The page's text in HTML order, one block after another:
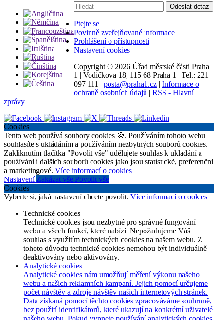
Vyhledávání:
Odeslat dotaz
Ptejte se
Povinně zveřejňované informace
Prohlášení o přístupnosti
Nastavení cookies
Copyright © 2026 Úřad městské části Praha
1 | Vodičkova 18, 115 68 Praha 1 | Tel.: 221
097 111 | posta@praha1.cz | Informace o
ochraně osobních údajů | RSS - Hlavní
zprávy
Cookies
Tento web používá soubory cookies 🍪. Používáním tohoto webu
souhlasíte s ukládáním a používáním nezbytných souborů cookies.
Zakliknutím tlačítka "Povolit vše" udělujete souhlas k ukládání a
používání i dalších souborů cookies jako jsou statistické, preferenční
a marketingové. Více informací o cookies
Nastavení Zakázat vše Povolit vše
Cookies
Vyberte si, jaká nastavení chcete povolit. Více informací o cookies
Technické cookies
Technické cookies jsou nezbytné pro správné fungování
webu a všech funkcí, které nabízí. Nepožadujeme Váš
souhlas s využitím technických cookies na našem webu. Z
tohoto důvodu technické cookies nemohou být individuálně
deaktivovány nebo aktivovány.
Analytické cookies
Analytické cookies nám umožňují měření výkonu našeho
webu a našich reklamních kampaní. Jejich pomocí určujeme
počet návštěv a zdroje návštěv našich internetových stránek.
Data získaná pomocí těchto cookies zpracováváme souhrnně,
bez použití identifikátorů, které ukazují na konkrétní uživatelé